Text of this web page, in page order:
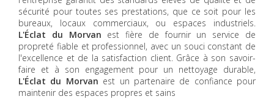
sécurité pour toutes ses prestations, que ce soit pour les
bureaux, locaux commerciaux, ou espaces industriels.
L'Éclat du Morvan est fière de fournir un service de
propreté fiable et professionnel, avec un souci constant de
l'excellence et de la satisfaction client. Grâce à son savoir-
faire et à son engagement pour un nettoyage durable,
L'Éclat du Morvan est un partenaire de confiance pour
maintenir des espaces propres et sains